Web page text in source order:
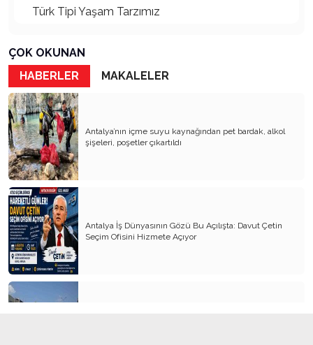
Türk Tipi Yaşam Tarzımız
Katil Ağaçlar
Keşke Herkes Sevdiği ve İyi Bildiği İşi Yapsa
Veda Mektubum
Avm’ler Sinek Avlıyor
Hangi Gazetecilerin Günü?
Çok Para, Çok Bela
Geçen Yıldan Akılda Kalanlar
Yeni Yıl Duam
Çağımızın Hastalığı Madde Bağımlılığı
Yürek Burkan İsyanlarım
ÇOK OKUNAN
HABERLER
MAKALELER
Antalya’nın içme suyu kaynağından pet bardak, alkol
şişeleri, poşetler çıkartıldı
Antalya İş Dünyasının Gözü Bu Açılışta: Davut Çetin
Seçim Ofisini Hizmete Açıyor